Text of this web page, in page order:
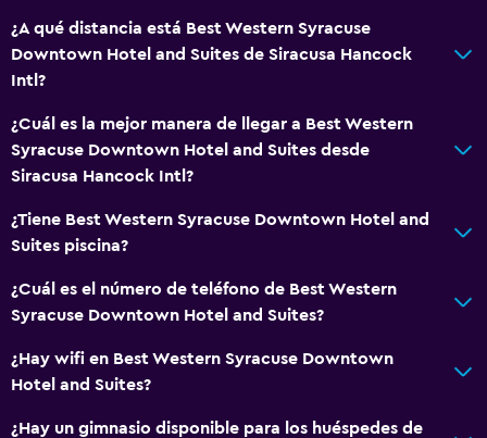
¿A qué distancia está Best Western Syracuse
Downtown Hotel and Suites de Siracusa Hancock
Intl?
¿Cuál es la mejor manera de llegar a Best Western
Syracuse Downtown Hotel and Suites desde
Siracusa Hancock Intl?
¿Tiene Best Western Syracuse Downtown Hotel and
Suites piscina?
¿Cuál es el número de teléfono de Best Western
Syracuse Downtown Hotel and Suites?
¿Hay wifi en Best Western Syracuse Downtown
Hotel and Suites?
¿Hay un gimnasio disponible para los huéspedes de